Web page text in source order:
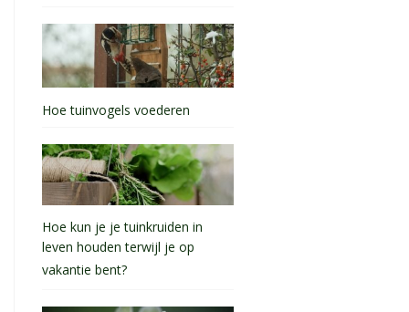
Hoe tuinvogels voederen
Hoe kun je je tuinkruiden in
leven houden terwijl je op
vakantie bent?